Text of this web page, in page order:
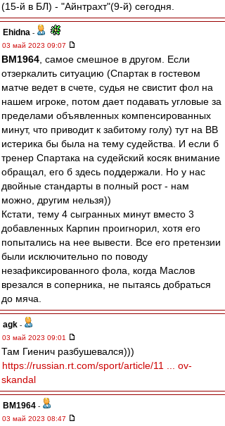
(15-й в БЛ) - "Айнтрахт"(9-й) сегодня.
Ehidna -
03 май 2023 09:07
BM1964 , самое смешное в другом. Если
отзеркалить ситуацию (Спартак в гостевом
матче ведет в счете, судья не свистит фол на
нашем игроке, потом дает подавать угловые за
пределами объявленных компенсированных
минут, что приводит к забитому голу) тут на ВВ
истерика бы была на тему судейства. И если б
тренер Спартака на судейский косяк внимание
обращал, его б здесь поддержали. Но у нас
двойные стандарты в полный рост - нам
можно, другим нельзя))
Кстати, тему 4 сыгранных минут вместо 3
добавленных Карпин проигнорил, хотя его
попытались на нее вывести. Все его претензии
были исключительно по поводу
незафиксированного фола, когда Маслов
врезался в соперника, не пытаясь добраться
до мяча.
agk -
03 май 2023 09:01
Там Гиенич разбушевался)))
https://russian.rt.com/sport/article/11 ... ov-
skandal
BM1964 -
03 май 2023 08:47